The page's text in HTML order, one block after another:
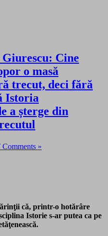
Cine
o masă
trecut, deci fără
Istoria
a șterge din
Comments »
că, printr-o hotărâre
Istorie s-ar putea ca pe